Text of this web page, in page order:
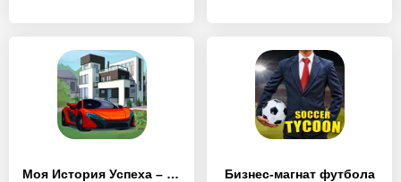
Моя История Успеха – кликер Бизнес-магнат футбола